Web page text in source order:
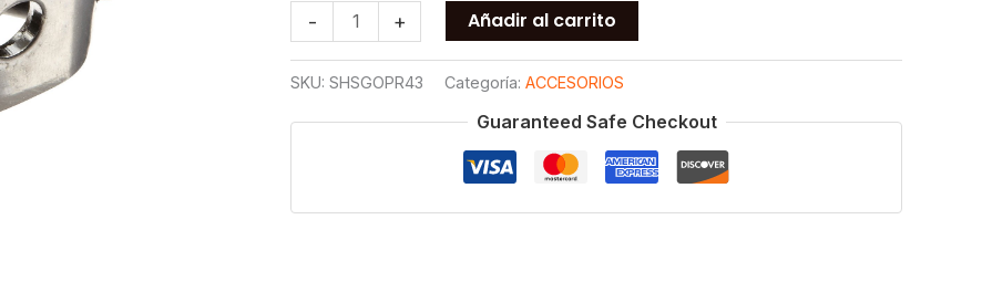
-
SOPORTE
HEXAGONAL
GOMAS
3
+ Añadir al carrito
SKU: SHSGOPR43 Categoría: ACCESORIOS
Guaranteed Safe Checkout